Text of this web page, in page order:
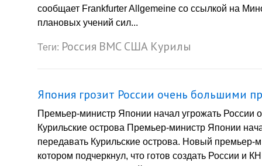
сообщает Frankfurter Allgemeine со ссылкой на
плановых учений сил...
Теги: Россия ВМС США Курилы
Япония грозит России очень большими
Премьер-министр Японии начал угрожать России
Курильские острова Премьер-министр Японии
передавать Курильские острова. Новый
котором подчеркнул, что готов создать России и